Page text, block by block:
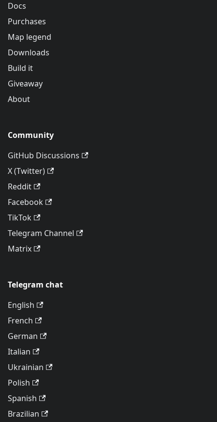
Docs
Purchases
Map legend
Downloads
Build it
Giveaway
About
Community
GitHub Discussions
X (Twitter)
Reddit
Facebook
TikTok
Telegram Channel
Matrix
Telegram chat
English
French
German
Italian
Ukrainian
Polish
Spanish
Brazilian